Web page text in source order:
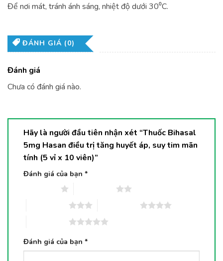
Để nơi mát, tránh ánh sáng, nhiệt độ dưới 30⁰C.
ĐÁNH GIÁ (0)
Đánh giá
Chưa có đánh giá nào.
Hãy là người đầu tiên nhận xét “Thuốc Bihasal
5mg Hasan điều trị tăng huyết áp, suy tim mãn
tính (5 vỉ x 10 viên)”
Đánh giá của bạn *
Đánh giá của bạn *